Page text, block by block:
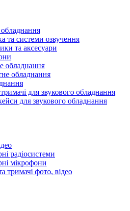
та системи озвучення
та аксесуари
обладнання
обладнання
для звукового обладнання
для звукового обладнання
радіосистеми
мікрофони
тримачі фото, відео